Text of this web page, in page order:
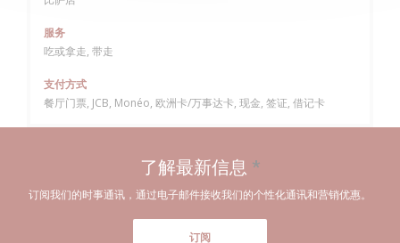
服务
吃或拿走, 带走
支付方式
餐厅门票, JCB, Monéo, 欧洲卡/万事达卡, 现金, 签证, 借记卡
了解最新信息 *
订阅我们的时事通讯，通过电子邮件接收我们的个性化通讯和营销优惠。
订阅